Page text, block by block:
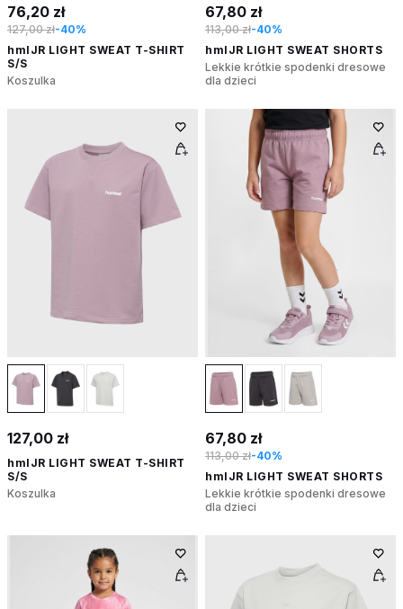
76,20 zł
127,00 zł-40%
hmlJR LIGHT SWEAT T-SHIRT
S/S
Koszulka
67,80 zł
113,00 zł-40%
hmlJR LIGHT SWEAT SHORTS
Lekkie krótkie spodenki dresowe
dla dzieci
127,00 zł
hmlJR LIGHT SWEAT T-SHIRT
S/S
Koszulka
67,80 zł
113,00 zł-40%
hmlJR LIGHT SWEAT SHORTS
Lekkie krótkie spodenki dresowe
dla dzieci